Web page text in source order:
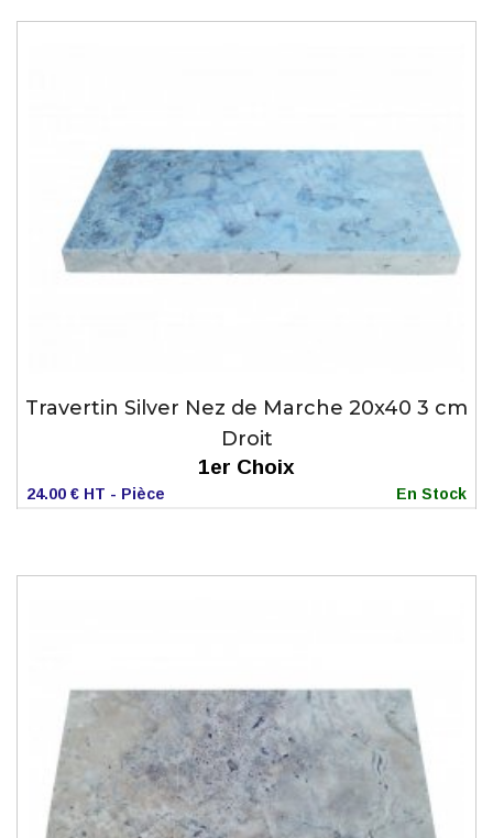
Travertin Silver Nez de Marche 20x40 3 cm
Droit
1er Choix
24.00 € HT - Pièce En Stock